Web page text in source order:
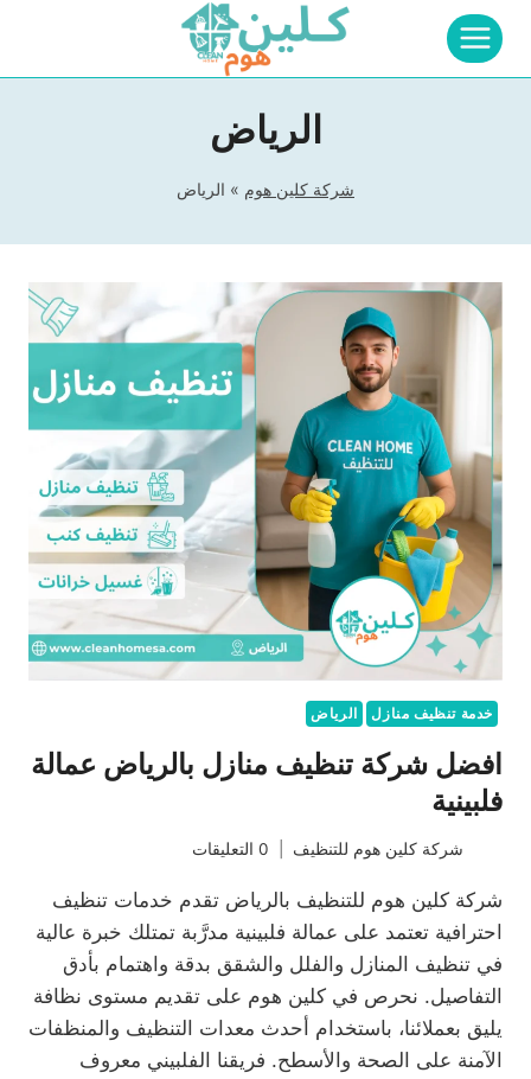
التجاوز
المحتوى
الرياض
شركة كلين هوم » الرياض
خدمة تنظيف منازل الرياض
افضل شركة تنظيف منازل بالرياض عمالة
فلبينية
شركة كلين هوم للتنظيف 0 التعليقات
شركة كلين هوم للتنظيف بالرياض تقدم خدمات تنظيف
احترافية تعتمد على عمالة فلبينية مدرَّبة تمتلك خبرة عالية
في تنظيف المنازل والفلل والشقق بدقة واهتمام بأدق
التفاصيل. نحرص في كلين هوم على تقديم مستوى نظافة
يليق بعملائنا، باستخدام أحدث معدات التنظيف والمنظفات
الآمنة على الصحة والأسطح. فريقنا الفلبيني معروف